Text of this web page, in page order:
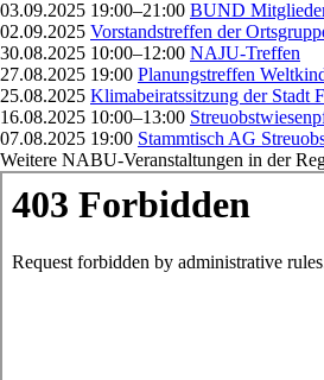
03.09.2025 19:00–21:00 BUND
02.09.2025 Vorstandstreffen der
30.08.2025 10:00–12:00 NAJU-Treffen
27.08.2025 19:00 Planungstreffen
25.08.2025 Klimabeiratssitzung der Stadt
16.08.2025 10:00–13:00
07.08.2025 19:00 Stammtisch AG
Weitere NABU-Veranstaltungen in der